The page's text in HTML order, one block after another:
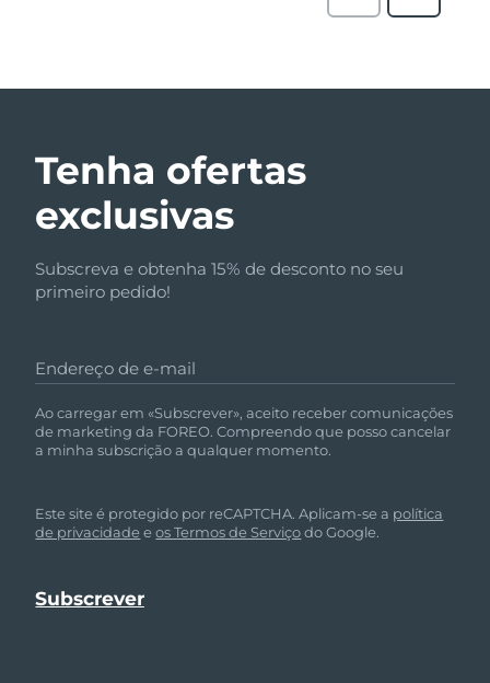
Tenha ofertas
exclusivas
Subscreva e obtenha 15% de desconto no seu
primeiro pedido!
Endereço de e-mail
Ao carregar em «Subscrever», aceito receber comunicações
de marketing da FOREO. Compreendo que posso cancelar
a minha subscrição a qualquer momento.
Este site é protegido por reCAPTCHA. Aplicam-se a política
de privacidade eos Termos de Serviçodo Google.